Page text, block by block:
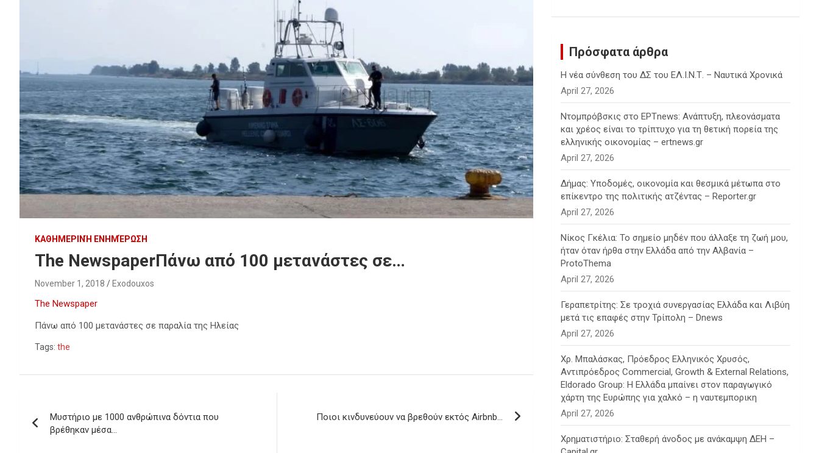
ΚΑΘΗΜΕΡΙΝΉ ΕΝΗΜΈΡΩΣΗ
The NewspaperΠάνω από 100 μετανάστες σε…
November 1, 2018 Exodouxos
The Newspaper
Πάνω από 100 μετανάστες σε παραλία της Ηλείας
Tags: the
navigation
Μυστήριο με 1000 ανθρώπινα δόντια που
βρέθηκαν μέσα…
Ποιοι κινδυνεύουν να βρεθούν εκτός Airbnb…
h
Πρόσφατα άρθρα
Η νέα σύνθεση του ΔΣ του ΕΛ.Ι.Ν.Τ. – Ναυτικά Χρονικά
April 27, 2026
Ντομπρόβσκις στο ΕΡΤnews: Ανάπτυξη, πλεονάσματα
και χρέος είναι το τρίπτυχο για τη θετική πορεία της
ελληνικής οικονομίας – ertnews.gr
April 27, 2026
Δήμας: Υποδομές, οικονομία και θεσμικά μέτωπα στο
επίκεντρο της πολιτικής ατζέντας – Reporter.gr
April 27, 2026
Νίκος Γκέλια: Το σημείο μηδέν που άλλαξε τη ζωή μου,
ήταν όταν ήρθα στην Ελλάδα από την Αλβανία –
ProtoThema
April 27, 2026
Γεραπετρίτης: Σε τροχιά συνεργασίας Ελλάδα και Λιβύη
μετά τις επαφές στην Τρίπολη – Dnews
April 27, 2026
Χρ. Μπαλάσκας, Πρόεδρος Ελληνικός Χρυσός,
Αντιπρόεδρος Commercial, Growth & External Relations,
Eldorado Group: Η Ελλάδα μπαίνει στον παραγωγικό
χάρτη της Ευρώπης για χαλκό – η ναυτεμπορικη
April 27, 2026
Χρηματιστήριο: Σταθερή άνοδος με ανάκαμψη ΔΕΗ –